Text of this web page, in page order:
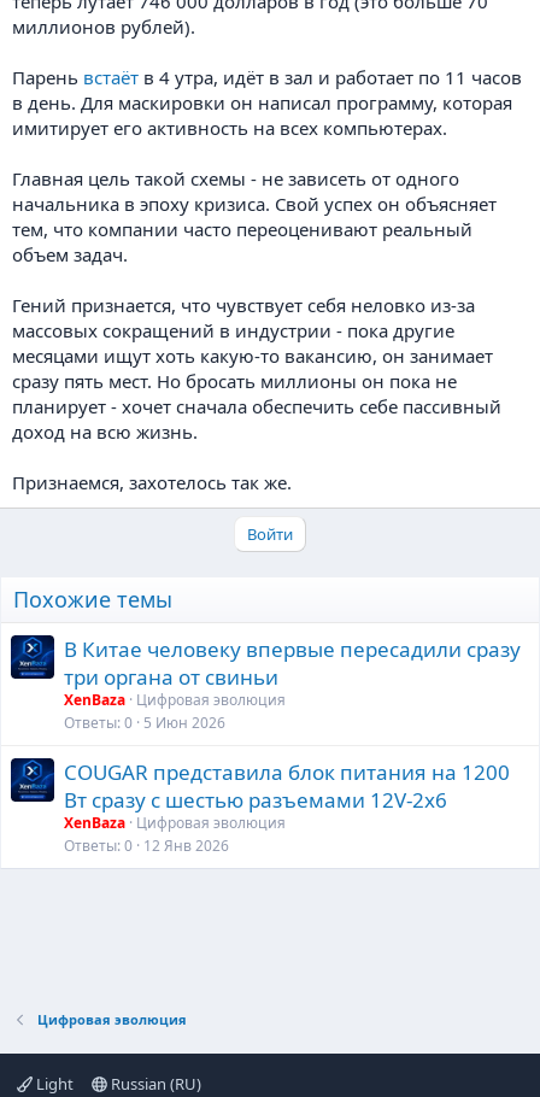
миллионов рублей).
Парень встаёт в 4 утра, идёт в зал и работает по 11 часов
в день. Для маскировки он написал программу, которая
имитирует его активность на всех компьютерах.
Главная цель такой схемы - не зависеть от одного
начальника в эпоху кризиса. Свой успех он объясняет
тем, что компании часто переоценивают реальный
объем задач.
Гений признается, что чувствует себя неловко из-за
массовых сокращений в индустрии - пока другие
месяцами ищут хоть какую-то вакансию, он занимает
сразу пять мест. Но бросать миллионы он пока не
планирует - хочет сначала обеспечить себе пассивный
доход на всю жизнь.
Признаемся, захотелось так же.
Войти
Похожие темы
В Китае человеку впервые пересадили сразу
три органа от свиньи
XenBaza Цифровая эволюция
Ответы 0 5 Июн 2026
COUGAR представила блок питания на 1200
Вт сразу с шестью разъемами 12V-2x6
XenBaza Цифровая эволюция
Ответы 0 12 Янв 2026
Цифровая эволюция
Light Russian (RU)